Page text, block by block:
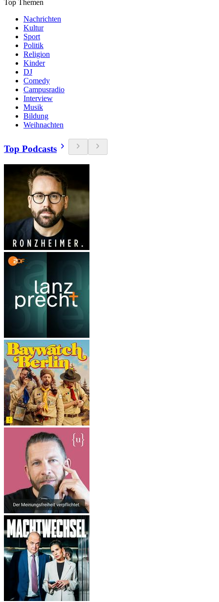
Top Themen
Nachrichten
Kultur
Sport
Politik
Religion
Kinder
DJ
Comedy
Campusradio
Interview
Musik
Bildung
Weihnachten
Top Podcasts